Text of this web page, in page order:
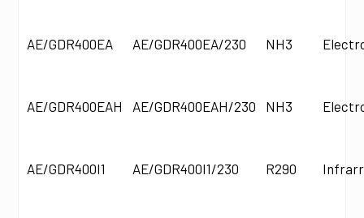
AE/GDR400EA AE/GDR400EA/230 NH3
AE/GDR400EAH AE/GDR400EAH/230 NH3
AE/GDR400I1 AE/GDR400I1/230 R290